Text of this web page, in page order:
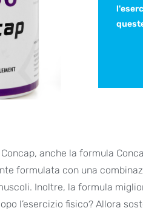
anche la formula
formulata con una
Inoltre, la formula
l’esercizio fisico? Allora